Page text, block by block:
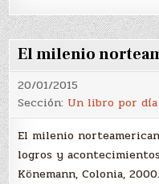
El milenio
20/01/2015
Sección: Un libro por día
El milenio
logros y
Könemann, Colonia,